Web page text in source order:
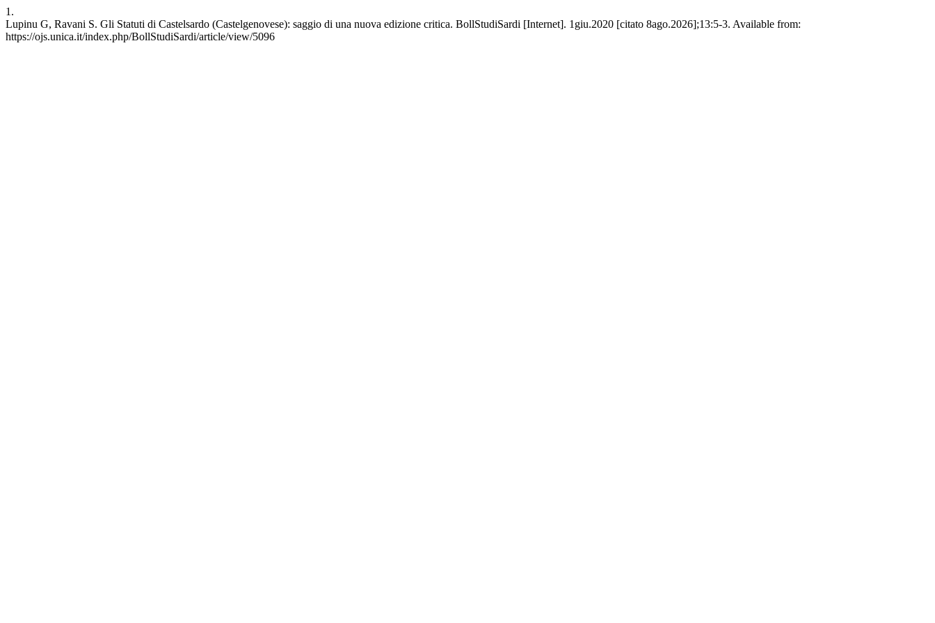
1.
Lupinu G, Ravani S. Gli Statuti di Castelsardo (Castelgenovese): saggio di una nuova edizione critica. BollStudiSardi [Internet]. 1giu.2020 [citato 8ago.2026];13:5-3. Available from:
https://ojs.unica.it/index.php/BollStudiSardi/article/view/5096